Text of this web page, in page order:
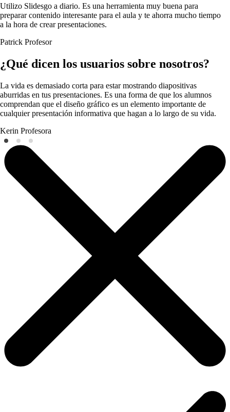
Utilizo Slidesgo a diario. Es una herramienta muy buena para
preparar contenido interesante para el aula y te ahorra mucho tiempo
a la hora de crear presentaciones.
Patrick Profesor
¿Qué dicen los usuarios sobre nosotros?
La vida es demasiado corta para estar mostrando diapositivas
aburridas en tus presentaciones. Es una forma de que los alumnos
comprendan que el diseño gráfico es un elemento importante de
cualquier presentación informativa que hagan a lo largo de su vida.
Kerin Profesora